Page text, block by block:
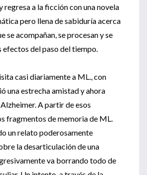
regresa a la ficción con una novela
pero llena de sabiduría acerca
se acompañan, se procesan y se
efectos del paso del tiempo.
casi diariamente a ML., con
una estrecha amistad y ahora
A partir de esos
fragmentos de memoria de ML.
un relato poderosamente
la desarticulación de una
va borrando todo de